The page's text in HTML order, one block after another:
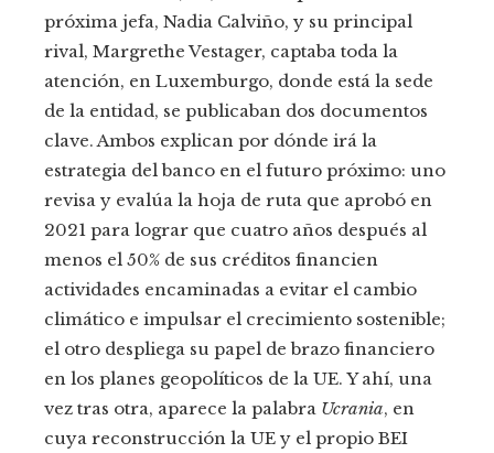
próxima jefa, Nadia Calviño, y su principal
rival, Margrethe Vestager, captaba toda la
atención, en Luxemburgo, donde está la sede
de la entidad, se publicaban dos documentos
clave. Ambos explican por dónde irá la
estrategia del banco en el futuro próximo: uno
revisa y evalúa la hoja de ruta que aprobó en
2021 para lograr que cuatro años después al
menos el 50% de sus créditos financien
actividades encaminadas a evitar el cambio
climático e impulsar el crecimiento sostenible;
el otro despliega su papel de brazo financiero
en los planes geopolíticos de la UE. Y ahí, una
vez tras otra, aparece la palabra Ucrania, en
cuya reconstrucción la UE y el propio BEI